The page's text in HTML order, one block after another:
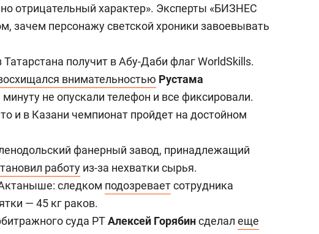
отрицательный характер». Эксперты «БИЗНЕС
зачем персонажу светской хроники завоевывать
получит в Абу-Даби флаг WorldSkills.
внимательностью Рустама
минуту не опускали телефон и все фиксировали.
и в Казани чемпионат пройдет на достойном
фанерный завод, принадлежащий
работу из-за нехватки сырья.
следком подозреваетсотрудника
— 45 кг раков.
суда РТАлексей Горябинсделал еще